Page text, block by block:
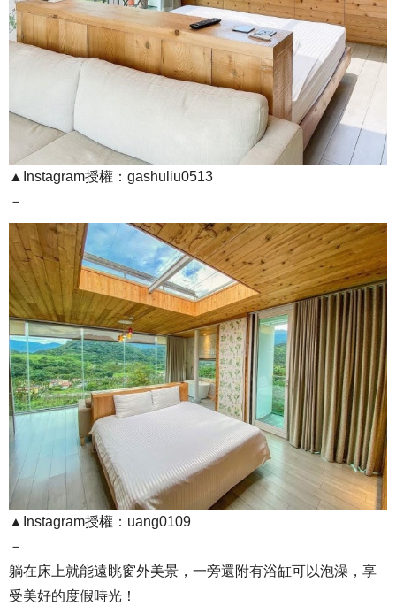
▲Instagram授權：gashuliu0513
－
▲Instagram授權：uang0109
－
躺在床上就能遠眺窗外美景，一旁還附有浴缸可以泡澡，享
受美好的度假時光！